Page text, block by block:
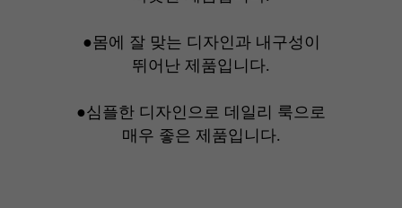
●몸에 잘 맞는 디자인과 내구성이
뛰어난 제품입니다.
●심플한 디자인으로 데일리 룩으로
매우 좋은 제품입니다.